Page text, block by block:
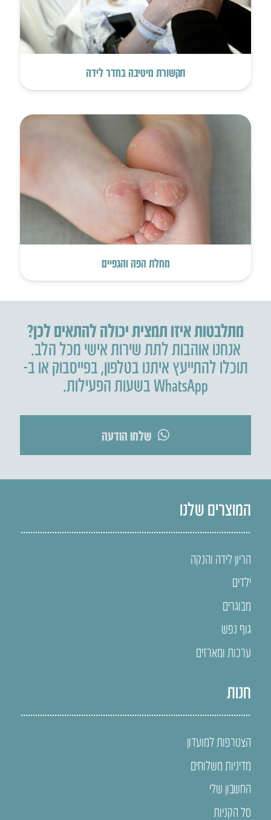
תקשורת מיטיבה בחדר לידה
מחלת הפה והגפיים
מתלבטות איזו תמצית יכולה להתאים לכן?
אנחנו אוהבות לתת שירות אישי מכל הלב.
תוכלו להתייעץ איתנו בטלפון,בפייסבוק או ב-
WhatsApp בשעות הפעילות.
שלחו הודעה
המוצרים שלנו
הריון לידה והנקה
ילדים
מבוגרים
גוף נפש
ערכות ומארזים
חנות
הצטרפות למועדון
מדיניות משלוחים
החשבון שלי
סל הקניות